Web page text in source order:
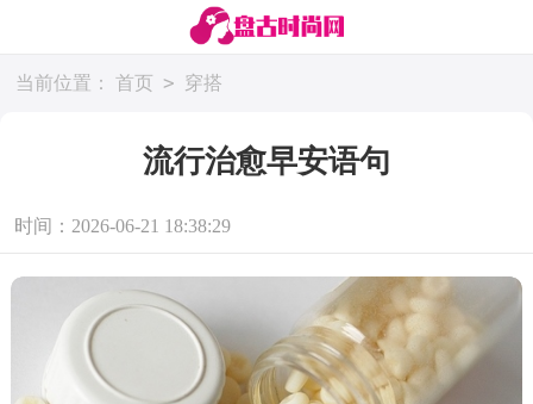
当前位置： 首页 > 穿搭
流行治愈早安语句
时间：2026-06-21 18:38:29